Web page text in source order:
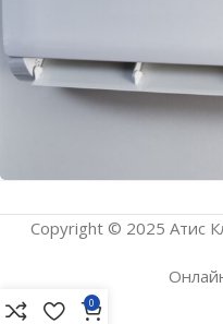
Copyright © 2025 Атис
0